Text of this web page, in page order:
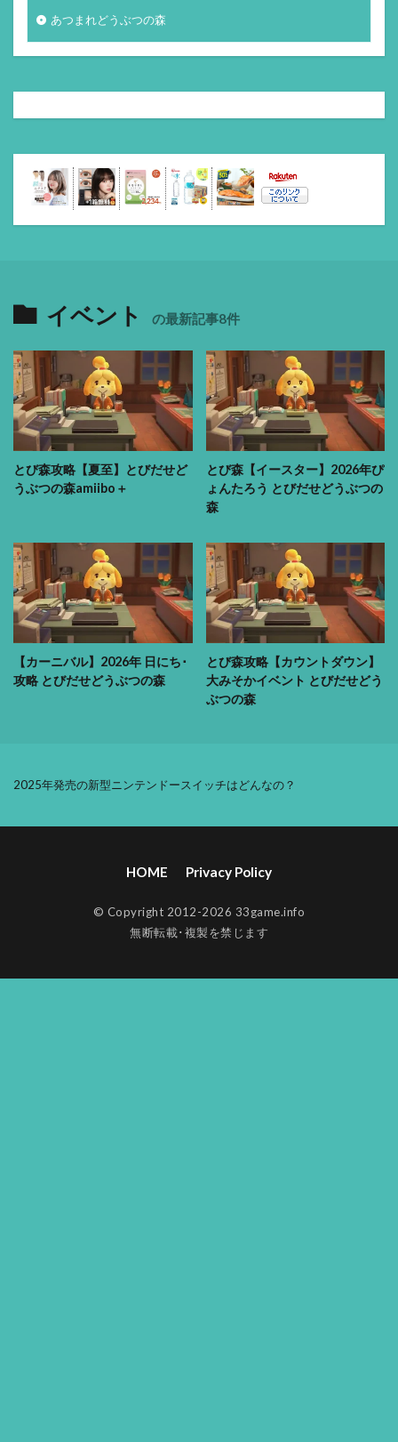
あつまれどうぶつの森
イベント の最新記事8件
とび森攻略【夏至】とびだせど
うぶつの森amiibo＋
とび森【イースター】2026年ぴ
ょんたろう とびだせどうぶつの
森
【カーニバル】2026年 日にち･
攻略 とびだせどうぶつの森
とび森攻略【カウントダウン】
大みそかイベント とびだせどう
ぶつの森
2025年発売の新型ニンテンドースイッチはどんなの？
HOME Privacy Policy
© Copyright 2012-2026 33game.info
無断転載･複製を禁じます